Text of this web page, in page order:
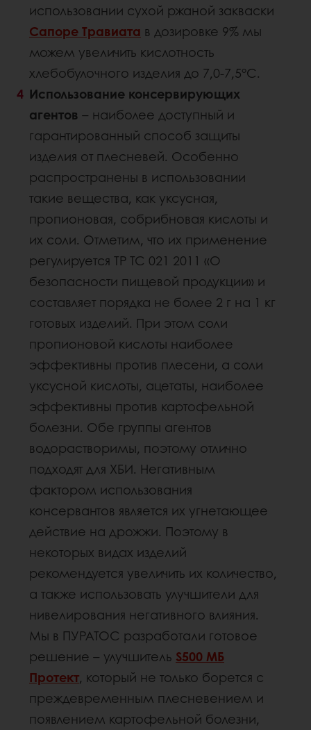
использовании сухой ржаной закваски
Сапоре Травиата в дозировке 9% мы
можем увеличить кислотность
хлебобулочного изделия до 7,0-7,5°С.
Использование консервирующих
агентов – наиболее доступный и
гарантированный способ защиты
изделия от плесневей. Особенно
распространены в использовании
такие вещества, как уксусная,
пропионовая, собрибновая кислоты и
их соли. Отметим, что их применение
регулируется ТР ТС 021 2011 «О
безопасности пищевой продукции» и
составляет порядка не более 2 г на 1 кг
готовых изделий. При этом соли
пропионовой кислоты наиболее
эффективны против плесени, а соли
уксусной кислоты, ацетаты, наиболее
эффективны против картофельной
болезни. Обе группы агентов
водорастворимы, поэтому отлично
подходят для ХБИ. Негативным
фактором использования
консервантов является их угнетающее
действие на дрожжи. Поэтому в
некоторых видах изделий
рекомендуется увеличить их количество,
а также использовать улучшители для
нивелирования негативного влияния.
Мы в ПУРАТОС разработали готовое
решение – улучшитель S500 МБ
Протект, который не только борется с
преждевременным плесневением и
появлением картофельной болезни,